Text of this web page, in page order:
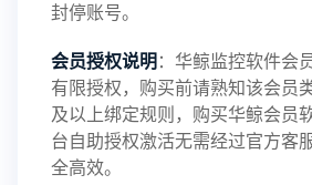
2023-01-12 V3.3
封停账号。
会员授权说明 ：华鲸监控软件会
有限授权，购买前请熟知该会员
及以上绑定规则，购买华鲸会员
台自助授权激活无需经过官方客
全高效。